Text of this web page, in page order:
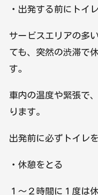
・出発する前にトイ
サービスエリアの多
ても、突然の渋滞で
す。
車内の温度や緊張で
ります。
出発前に必ずトイレ
・休憩をとる
１～２時間に１度は